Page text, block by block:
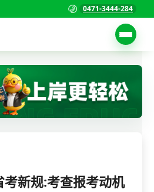
0471-3444-284
家公务员考试
新规:考查报考动机